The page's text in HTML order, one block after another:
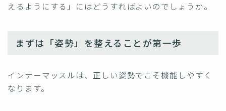
えるようにする」にはどうすればよいのでしょうか。
まずは「姿勢」を整えることが第一歩
インナーマッスルは、正しい姿勢でこそ機能しやすく
なります。